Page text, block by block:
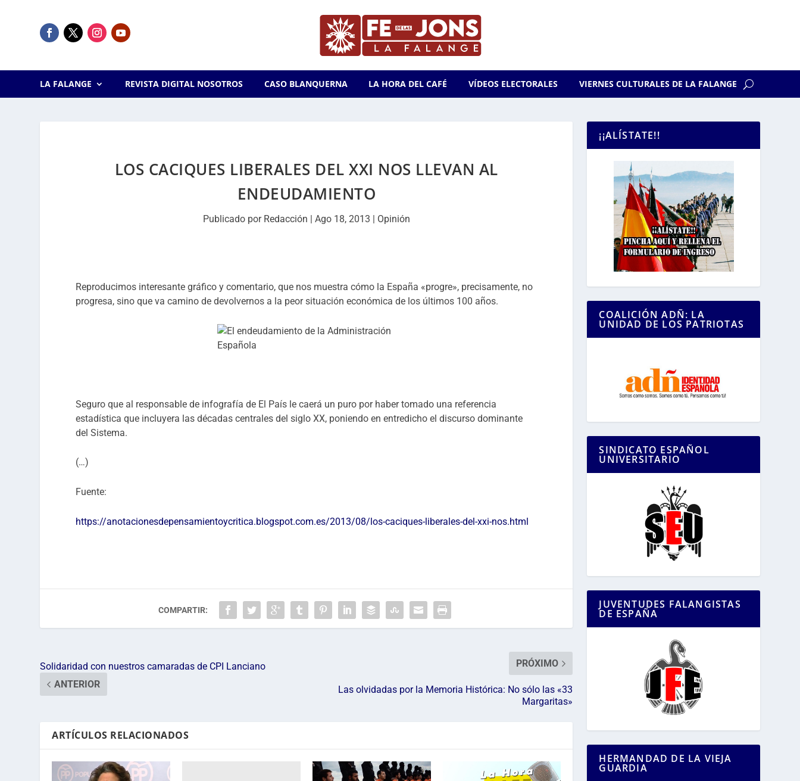
LA FALANGE REVISTA DIGITAL NOSOTROS CASO BLANQUERNA LA HORA DEL CAFÉ VÍDEOS ELECTORALES VIERNES CULTURALES DE LA FALANGE
LOS CACIQUES LIBERALES DEL XXI NOS LLEVAN AL
ENDEUDAMIENTO
Publicado por Redacción | Ago 18, 2013 | Opinión
Reproducimos interesante gráfico y comentario, que nos muestra cómo la España «progre», precisamente, no
progresa, sino que va camino de devolvernos a la peor situación económica de los últimos 100 años.
Seguro que al responsable de infografía de El País le caerá un puro por haber tomado una referencia
estadística que incluyera las décadas centrales del siglo XX, poniendo en entredicho el discurso dominante
del Sistema.
(…)
Fuente:
https://anotacionesdepensamientoycritica.blogspot.com.es/2013/08/los-caciques-liberales-del-xxi-nos.html
COMPARTIR:
Solidaridad con nuestros camaradas de CPI Lanciano
ANTERIOR
PRÓXIMO
Las olvidadas por la Memoria Histórica: No sólo las «33
Margaritas»
ARTÍCULOS RELACIONADOS
¡¡ALÍSTATE!!
COALICIÓN ADÑ: LA
UNIDAD DE LOS PATRIOTAS
SINDICATO ESPAÑOL
UNIVERSITARIO
JUVENTUDES FALANGISTAS
DE ESPAÑA
HERMANDAD DE LA VIEJA
GUARDIA